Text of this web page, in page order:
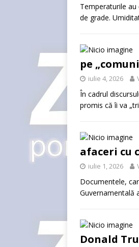
Temperaturile
de grade.
pe
iulie 4, 2026
În cadrul
promis că îi va
afaceri cu
iulie 1, 2026
Documentele,
Guvernamentală
Donald